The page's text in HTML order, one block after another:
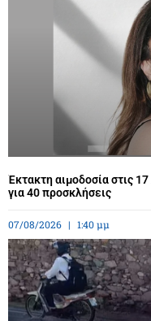
Έκτακτη αιμοδοσία στις
για 40 προσκλήσεις
07/08/2026 1:40 μμ